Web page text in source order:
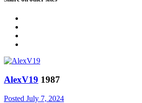
AlexV19 1987
Posted July 7, 2024